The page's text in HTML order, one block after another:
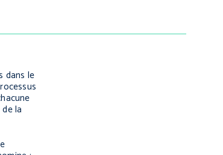
dans le
la